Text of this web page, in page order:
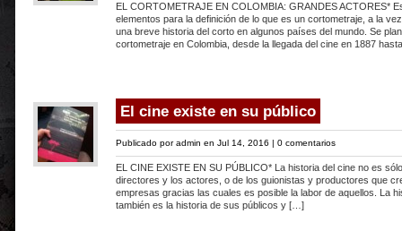
EL CORTOMETRAJE EN COLOMBIA: GRANDES ACTORES*
elementos para la definición de lo que es un cortometraje, a la
una breve historia del corto en algunos países del mundo. Se
cortometraje en Colombia, desde la llegada del cine en 1887
El cine existe en su público
Publicado poradmin en Jul 14, 2016 | 0 comentarios
EL CINE EXISTE EN SU PÚBLICO* La historia del cine no es
directores y los actores, o de los guionistas y productores que
empresas gracias las cuales es posible la labor de aquellos. La
también es la historia de sus públicos y […]